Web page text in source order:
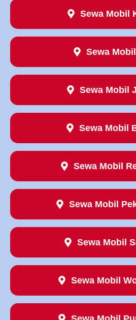
Sewa Mobil
Sewa
Sewa Mobil
Sewa Mobil
Sewa Mobil
Sewa Mobil
Sewa Mobil
Sewa Mobil